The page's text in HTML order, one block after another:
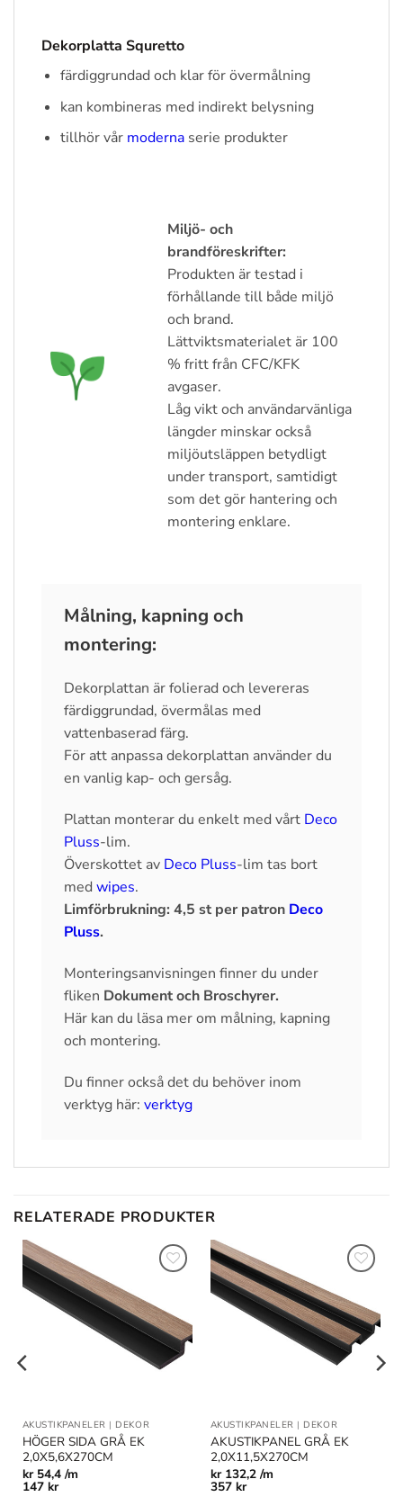
Dekorplatta Squretto
färdiggrundad och klar för övermålning
kan kombineras med indirekt belysning
tillhör vår modernaserie produkter
Miljö- och
brandföreskrifter:
Produkten är testad i
förhållande till både miljö
och brand.
Lättviktsmaterialet är 100
% fritt från CFC/KFK
avgaser.
Låg vikt och användarvänliga
längder minskar också
miljöutsläppen betydligt
under transport, samtidigt
som det gör hantering och
montering enklare.
Målning, kapning och
montering:
Dekorplattan är folierad och levereras
färdiggrundad, övermålas med
vattenbaserad färg.
För att anpassa dekorplattan använder du
en vanlig kap- och gersåg.
Plattan monterar du enkelt med vårt Deco
Pluss-lim.
Överskottet av Deco Pluss-lim tas bort
med wipes.
Limförbrukning: 4,5 st per patron Deco
Pluss.
Monteringsanvisningen finner du under
fliken Dokument och Broschyrer.
Här kan du läsa mer om målning, kapning
och montering.
Du finner också det du behöver inom
verktyg här: verktyg
RELATERADE PRODUKTER
Lägg till
i
önskelistan
AKUSTIKPANELER | DEKOR
HÖGER SIDA GRÅ EK
2,0X5,6X270CM
kr54,4 /m
147 kr
Lägg till
i
önskelistan
AKUSTIKPANELER | DEKOR
AKUSTIKPANEL GRÅ EK
2,0X11,5X270CM
kr132,2 /m
357 kr